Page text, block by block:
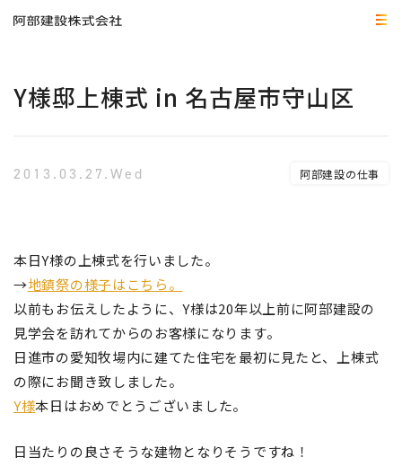
Y様邸上棟式 in 名古屋市守山区
2013.03.27.Wed 阿部建設の仕事
本日Y様の上棟式を行いました。
→地鎮祭の様子はこちら。
以前もお伝えしたように、Y様は20年以上前に阿部建設の
見学会を訪れてからのお客様になります。
日進市の愛知牧場内に建てた住宅を最初に見たと、上棟式
の際にお聞き致しました。
Y様本日はおめでとうございました。
日当たりの良さそうな建物となりそうですね！